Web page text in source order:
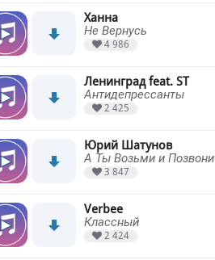
Ханна
Не Вернусь
4 986
Ленинград feat. ST
Антидепрессанты
2 425
Юрий Шатунов
А Ты Возьми и Позвони
3 847
Verbee
Классный
2 424